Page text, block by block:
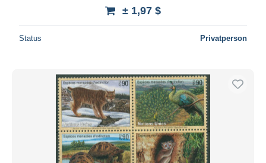
± 1,97 $
Status Privatperson